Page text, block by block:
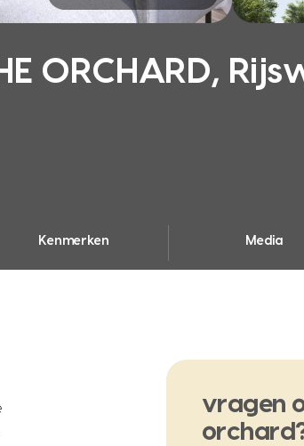
ORCHARD,
Kenmerken Media
vragen